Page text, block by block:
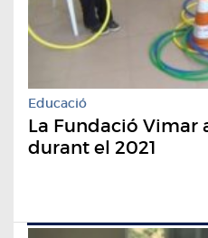
Educació
La Fundació Vimar
durant el 2021